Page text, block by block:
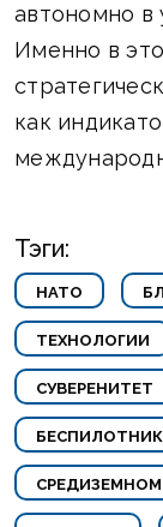
автономно в
Именно в
как
Тэги:
НАТО
ТЕХНОЛОГИИ
СУВЕРЕНИТЕТ